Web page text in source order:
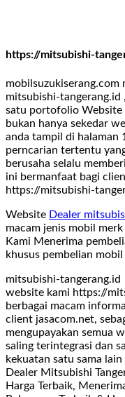
https://mitsubishi-
mobilsuzukiserang.com
mitsubishi-tangerang.id
satu portofolio Website
bukan hanya sekedar
anda tampil di halaman
perncarian tertentu
berusaha selalu
ini bermanfaat bagi
https://mitsubishi-
Website Dealer
macam jenis mobil
Kami Menerima
khusus pembelian
mitsubishi-tangerang.id
website kami https://
berbagai macam
client jasacom.net,
mengupayakan semua
saling terintegrasi dan
kekuatan satu sama lain
Dealer Mitsubishi
Harga Terbaik,